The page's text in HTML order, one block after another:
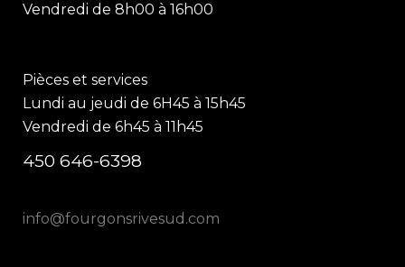
Vendredi de 8h00 à 16h00
Pièces et services
Lundi au jeudi de 6H45 à 15h45
Vendredi de 6h45 à 11h45
450 646-6398
info@fourgonsrivesud.com